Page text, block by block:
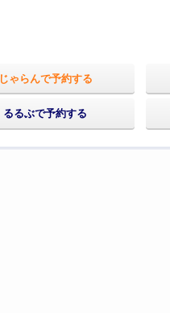
じゃらんで予約する
るるぶで予約する